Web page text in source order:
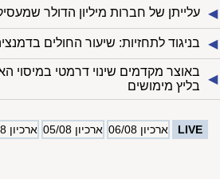
◀︎ עלייתן של חברות מיליון הדולר
◀︎ בניגוד לתחזיות: שיעור החולים
◀︎
באוצר מקדמים שינוי דרמטי במיסוי
בליץ מימושים
LIVE ארכיון 06/08 ארכיון 05/08 ארכיון 04/08